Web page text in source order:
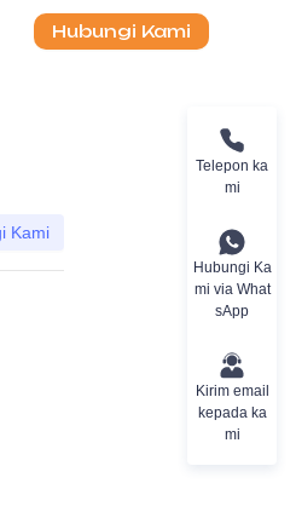
Hubungi Kami
Kami
Telepon ka
mi
Hubungi Ka
mi via What
sApp
Kirim email
kepada ka
mi